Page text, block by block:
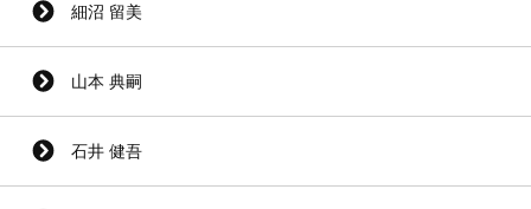
細沼 留美
山本 典嗣
石井 健吾